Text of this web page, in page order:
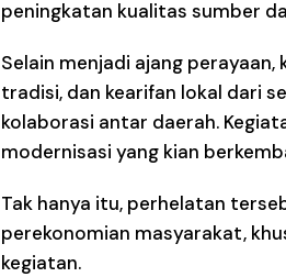
peningkatan kualitas sumber
Selain menjadi ajang
tradisi, dan kearifan lokal dari
kolaborasi antar daerah.
modernisasi yang kian
Tak hanya itu, perhelatan
perekonomian masyarakat,
kegiatan.